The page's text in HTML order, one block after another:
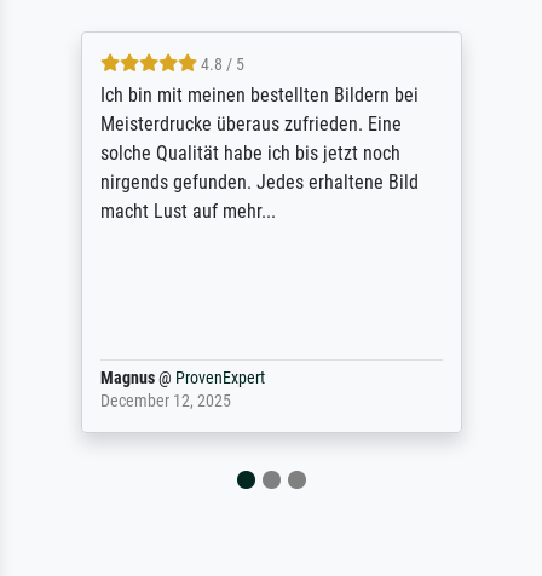
5 / 5
Rundum positive Erfahrung. Die Ausführung
des Auftrags hat eine Weile gedauert, die
angekündigte Lieferzeit wurde aber
letztlich sogar etwas unterschritten. Die
Qualität des Papiers und des Drucks
Dr.@ProvenExpert
February 3, 2026